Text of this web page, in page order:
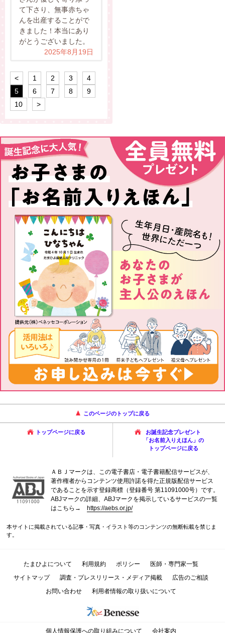
て下さり、無事赤ちゃ
んを出産することがで
きました！本当にあり
がとうございました。
2025年8月19日
< 1 2 3
4
5
6 7 8
9
10
>
このページのトップに戻る
トップページに戻る
お誕生記念プレゼント
「お名前入りえほん」の
トップページに戻る
ＡＢＪマークは、この電子書店・電子書籍配信サービスが、
著作権者からコンテンツ使用許諾を得た正規版配信サービス
であることを示す登録商標（登録番号 第11091000号）です。
ABJマークの詳細、ABJマークを掲示しているサービスの一覧
はこちら→ https://aebs.or.jp/
本サイトに掲載されている記事・写真・イラスト等のコンテンツの無断転載を禁じま
す。
たまひよについて 利用規約 ポリシー
医師・専門家一覧
サイトマップ
調査・プレスリリース・メディア掲載
広告のご相談
お問い合わせ
利用者情報の取り扱いについて
個人情報保護への取り組みについて 会社案内